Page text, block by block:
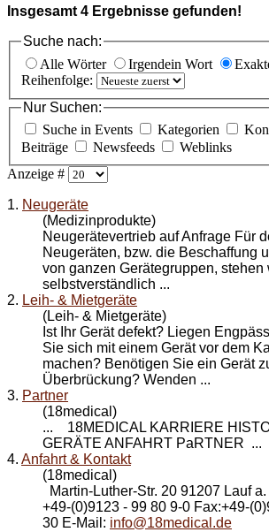
Insgesamt 4 Ergebnisse gefunden!
Suche nach:
Alle Wörter
Irgendein Wort
Reihenfolge:
Nur Suchen:
Suche in Events
Kategorien
Beiträge
Newsfeeds
Weblinks
Anzeige #
1. Neugeräte
(Medizinprodukte)
Neugerätevertrieb auf Anfrage Für
Neugeräten, bzw. die Beschaffung
von ganzen Gerätegruppen, stehen
selbstverständlich ...
2. Leih- & Mietgeräte
(Leih- & Mietgeräte)
Ist Ihr Gerät defekt? Liegen
Sie sich mit einem Gerät vor dem
machen? Benötigen Sie ein Gerät
Überbrückung? Wenden ...
3. Partner
(18medical)
... 18MEDICAL KARRIERE
GERÄTE ANFAHRT PaRTNER ...
4. Anfahrt & Kontakt
(18medical)
Martin-Luther-Str. 20 91207 Lauf
+49-(0)9123 - 99 80 9-0 Fax:+49-
30 E-Mail: info@18medical.de